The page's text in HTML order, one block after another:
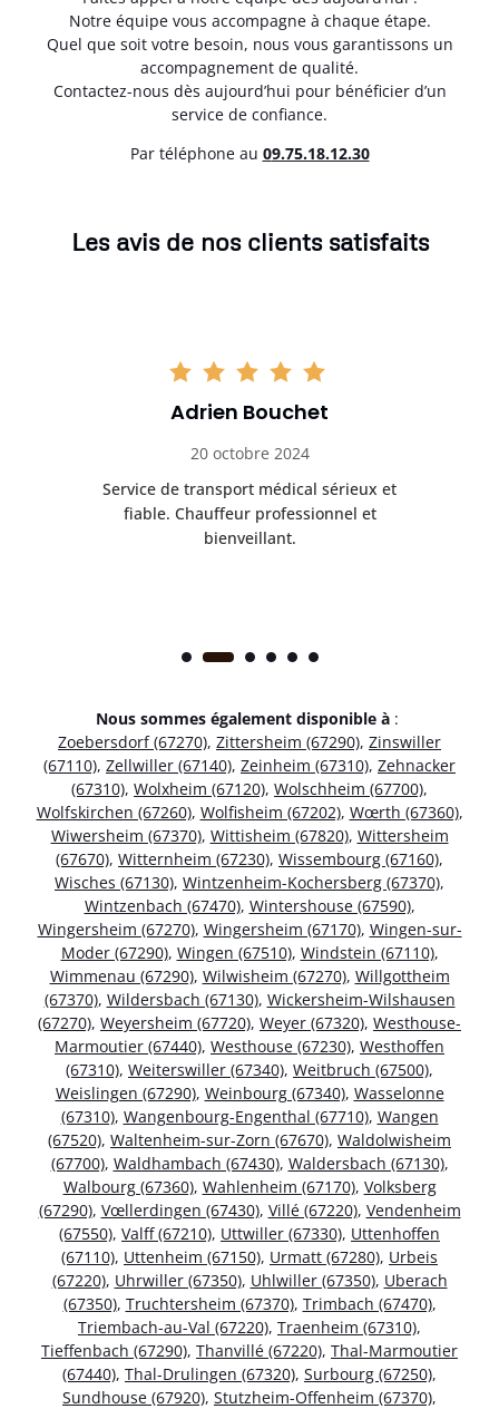
Notre équipe vous accompagne à chaque étape.
Quel que soit votre besoin, nous vous garantissons un
accompagnement de qualité.
Contactez-nous dès aujourd’hui pour bénéficier d’un
service de confiance.
Par téléphone au 09.75.18.12.30
Les avis de nos clients satisfaits
Adrien Bouchet
20 octobre 2024
Service de transport médical sérieux et
fiable. Chauffeur professionnel et
bienveillant.
Nous sommes également disponible à :
Zoebersdorf (67270), Zittersheim (67290), Zinswiller
(67110), Zellwiller (67140), Zeinheim (67310), Zehnacker
(67310), Wolxheim (67120), Wolschheim (67700),
Wolfskirchen (67260), Wolfisheim (67202), Wœrth (67360),
Wiwersheim (67370), Wittisheim (67820), Wittersheim
(67670), Witternheim (67230), Wissembourg (67160),
Wisches (67130), Wintzenheim-Kochersberg (67370),
Wintzenbach (67470), Wintershouse (67590),
Wingersheim (67270), Wingersheim (67170), Wingen-sur-
Moder (67290), Wingen (67510), Windstein (67110),
Wimmenau (67290), Wilwisheim (67270), Willgottheim
(67370), Wildersbach (67130), Wickersheim-Wilshausen
(67270), Weyersheim (67720), Weyer (67320), Westhouse-
Marmoutier (67440), Westhouse (67230), Westhoffen
(67310), Weiterswiller (67340), Weitbruch (67500),
Weislingen (67290), Weinbourg (67340), Wasselonne
(67310), Wangenbourg-Engenthal (67710), Wangen
(67520), Waltenheim-sur-Zorn (67670), Waldolwisheim
(67700), Waldhambach (67430), Waldersbach (67130),
Walbourg (67360), Wahlenheim (67170), Volksberg
(67290), Vœllerdingen (67430), Villé (67220), Vendenheim
(67550), Valff (67210), Uttwiller (67330), Uttenhoffen
(67110), Uttenheim (67150), Urmatt (67280), Urbeis
(67220), Uhrwiller (67350), Uhlwiller (67350), Uberach
(67350), Truchtersheim (67370), Trimbach (67470),
Triembach-au-Val (67220), Traenheim (67310),
Tieffenbach (67290), Thanvillé (67220), Thal-Marmoutier
(67440), Thal-Drulingen (67320), Surbourg (67250),
Sundhouse (67920), Stutzheim-Offenheim (67370),